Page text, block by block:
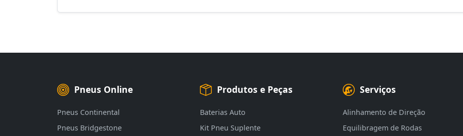
Pneus Online
Pneus Continental
Pneus Bridgestone
Produtos e Peças
Baterias Auto
Kit Pneu Suplente
Serviços
Alinhamento de Direção
Equilibragem de Rodas